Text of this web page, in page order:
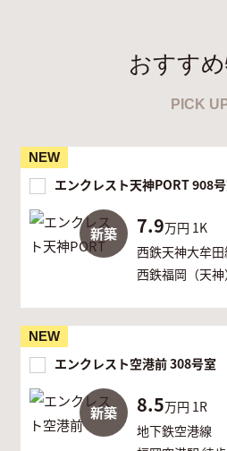
おすす
PICK
NEW
新築
エンクレスト天神PORT 908
7.9万円 1K
西鉄天神大牟田
西鉄福岡（天
NEW
新築
エンクレスト空港前 308号室
8.5万円 1R
地下鉄空港線